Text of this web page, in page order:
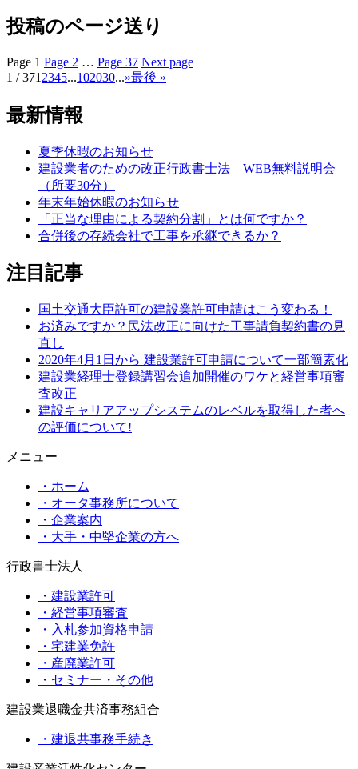
投稿のページ送り
Page 1 Page 2 … Page 37 Next page
1 / 371 2345...102030...»最後 »
最新情報
夏季休暇のお知らせ
建設業者のための改正行政書士法 WEB無料説明会
（所要30分）
年末年始休暇のお知らせ
「正当な理由による契約分割」とは何ですか？
合併後の存続会社で工事を承継できるか？
注目記事
国土交通大臣許可の建設業許可申請はこう変わる！
お済みですか？民法改正に向けた工事請負契約書の見
直し
2020年4月1日から 建設業許可申請について一部簡素化
建設業経理士登録講習会追加開催のワケと経営事項審
査改正
建設キャリアアップシステムのレベルを取得した者へ
の評価について!
メニュー
・ホーム
・オータ事務所について
・企業案内
・大手・中堅企業の方へ
行政書士法人
・建設業許可
・経営事項審査
・入札参加資格申請
・宅建業免許
・産廃業許可
・セミナー・その他
建設業退職金共済事務組合
・建退共事務手続き